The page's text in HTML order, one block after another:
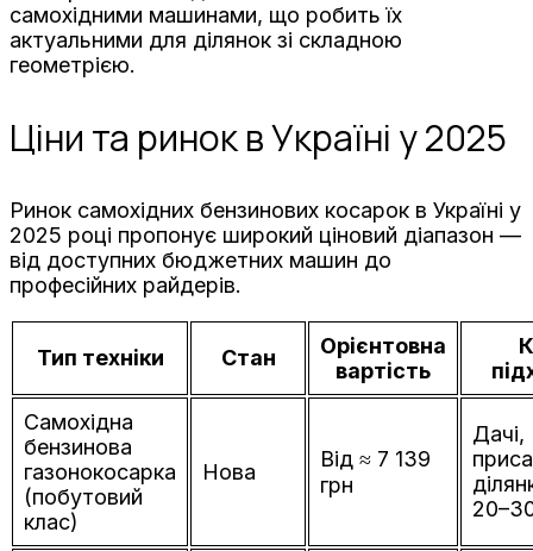
самохідними машинами, що робить їх
актуальними для ділянок зі складною
геометрією.
Ціни та ринок в Україні у 2025
Ринок самохідних бензинових косарок в Україні у
2025 році пропонує широкий ціновий діапазон —
від доступних бюджетних машин до
професійних райдерів.
Тип техніки Стан
Орієнтовна
вартість
Самохідна
бензинова
газонокосарка
(побутовий
клас)
Нова
Від ≈ 7 139
грн
Дачі,